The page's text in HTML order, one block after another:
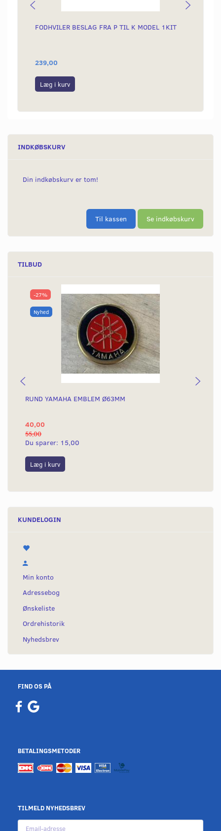
FODHVILER BESLAG FRA P TIL K MODEL 1KIT
239,00
Læg i kurv
INDKØBSKURV
Din indkøbskurv er tom!
Til kassen Se indkøbskurv
TILBUD
-27%
Nyhed
RUND YAMAHA EMBLEM Ø63MM
40,00
55,00
Du sparer: 15,00
Læg i kurv
KUNDELOGIN
Min konto
Adressebog
Ønskeliste
Ordrehistorik
Nyhedsbrev
FIND OS PÅ
BETALINGSMETODER
TILMELD NYHEDSBREV
Email-